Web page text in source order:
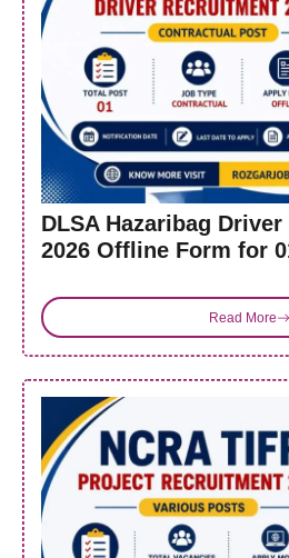
DLSA Hazaribag
2026 Offline Form for
Read More